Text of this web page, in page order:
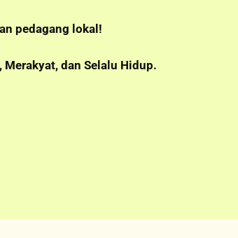
pedagang lokal!
Merakyat, dan Selalu Hidup.